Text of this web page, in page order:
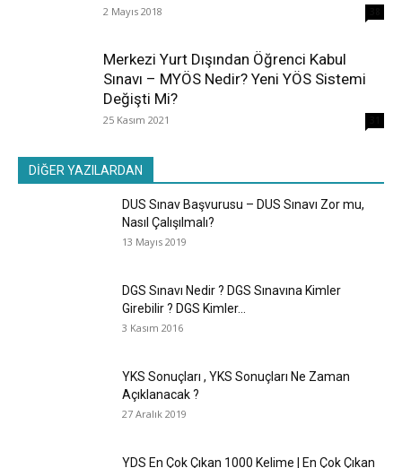
2 Mayıs 2018
Merkezi Yurt Dışından Öğrenci Kabul
Sınavı – MYÖS Nedir? Yeni YÖS Sistemi
Değişti Mi?
25 Kasım 2021
DİĞER YAZILARDAN
DUS Sınav Başvurusu – DUS Sınavı Zor mu,
Nasıl Çalışılmalı?
13 Mayıs 2019
DGS Sınavı Nedir ? DGS Sınavına Kimler
Girebilir ? DGS Kimler...
3 Kasım 2016
YKS Sonuçları , YKS Sonuçları Ne Zaman
Açıklanacak ?
27 Aralık 2019
YDS En Çok Çıkan 1000 Kelime | En Çok Çıkan